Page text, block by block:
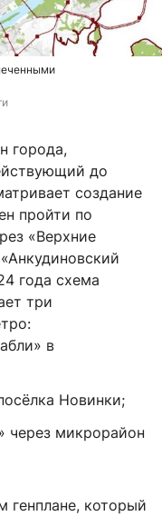
города,
до
создание
пройти по
«Верхние
года схема
три
в
Новинки;
через микрорайон
генплане, который